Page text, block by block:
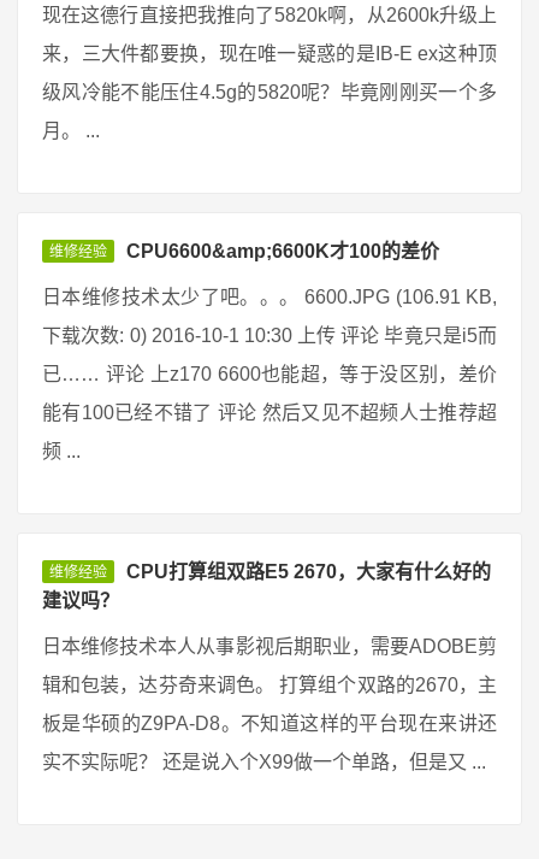
现在这德行直接把我推向了5820k啊，从2600k升级上
来，三大件都要换，现在唯一疑惑的是IB-E ex这种顶
级风冷能不能压住4.5g的5820呢？毕竟刚刚买一个多
月。 ...
维修经验 CPU6600&amp;6600K才100的差价
日本维修技术太少了吧。。。 6600.JPG (106.91 KB,
下载次数: 0) 2016-10-1 10:30 上传 评论 毕竟只是i5而
已…… 评论 上z170 6600也能超，等于没区别，差价
能有100已经不错了 评论 然后又见不超频人士推荐超
频 ...
维修经验
CPU打算组双路E5 2670，大家有什么好的
建议吗？
日本维修技术本人从事影视后期职业，需要ADOBE剪
辑和包装，达芬奇来调色。 打算组个双路的2670，主
板是华硕的Z9PA-D8。不知道这样的平台现在来讲还
实不实际呢？ 还是说入个X99做一个单路，但是又 ...